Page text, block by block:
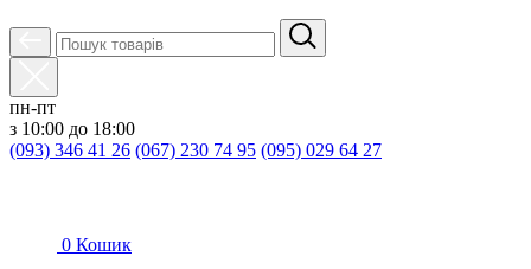
пн-пт
з 10:00 до 18:00
(093) 346 41 26 (067) 230 74 95 (095) 029 64 27
0 Кошик